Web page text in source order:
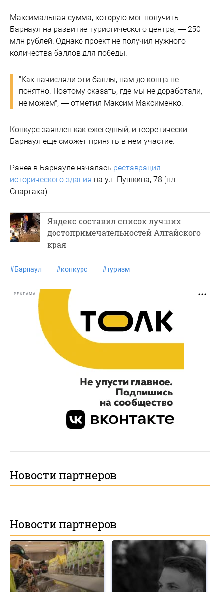
Максимальная сумма, которую мог получить
Барнаул на развитие туристического центра, — 250
млн рублей. Однако проект не получил нужного
количества баллов для победы.
"Как начисляли эти баллы, нам до конца не
понятно. Поэтому сказать, где мы не доработали,
не можем", — отметил Максим Максименко.
Конкурс заявлен как ежегодный, и теоретически
Барнаул еще сможет принять в нем участие.
Ранее в Барнауле началась реставрация
исторического здания на ул. Пушкина, 78 (пл.
Спартака).
Яндекс составил список лучших
достопримечательностей Алтайского
края
#Барнаул #конкурс #туризм
РЕКЛАМА
Новости партнеров
Новости партнеров